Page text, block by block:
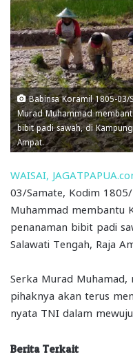
Babinsa Koramil 1805-03/
Murad Muhammad
bibit padi sawah, di
Ampat.
WAISAI,
03/Samate, Kodim
Muhammad membantu
penanaman bibit padi
Salawati Tengah, Raja
Serka Murad Muhamad,
pihaknya akan terus
nyata TNI dalam
Berita Terkait